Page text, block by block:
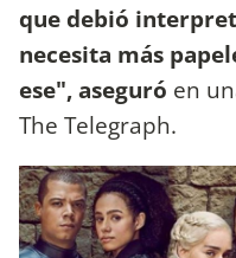
que debió
necesita más
ese", aseguró en
The Telegraph.